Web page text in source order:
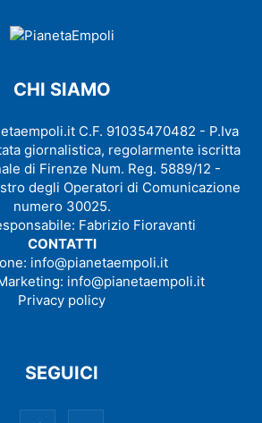
CHI SIAMO
C.F. 91035470482 - P.Iva
giornalistica, regolarmente iscritta
di Firenze Num. Reg. 5889/12 -
degli Operatori di Comunicazione
numero 30025.
Fabrizio Fioravanti
CONTATTI
info@pianetaempoli.it
info@pianetaempoli.it
Privacy policy
SEGUICI